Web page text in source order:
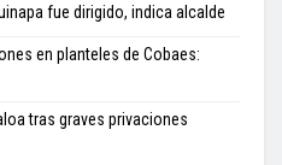
fue dirigido, indica alcalde
en planteles de Cobaes:
tras graves privaciones